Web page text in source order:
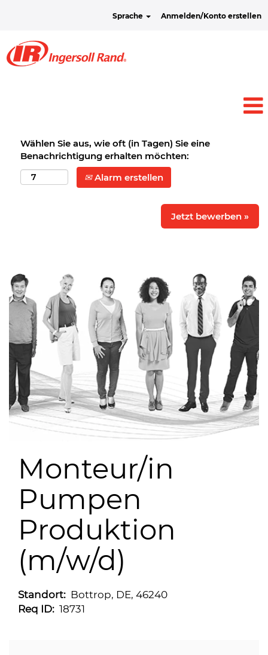
Sprache Anmelden/Konto erstellen
Wählen Sie aus, wie oft (in Tagen) Sie eine
Benachrichtigung erhalten möchten:
Alarm erstellen
Jetzt bewerben »
Monteur/in
Pumpen
Produktion
(m/w/d)
Standort: Bottrop, DE, 46240
Req ID: 18731